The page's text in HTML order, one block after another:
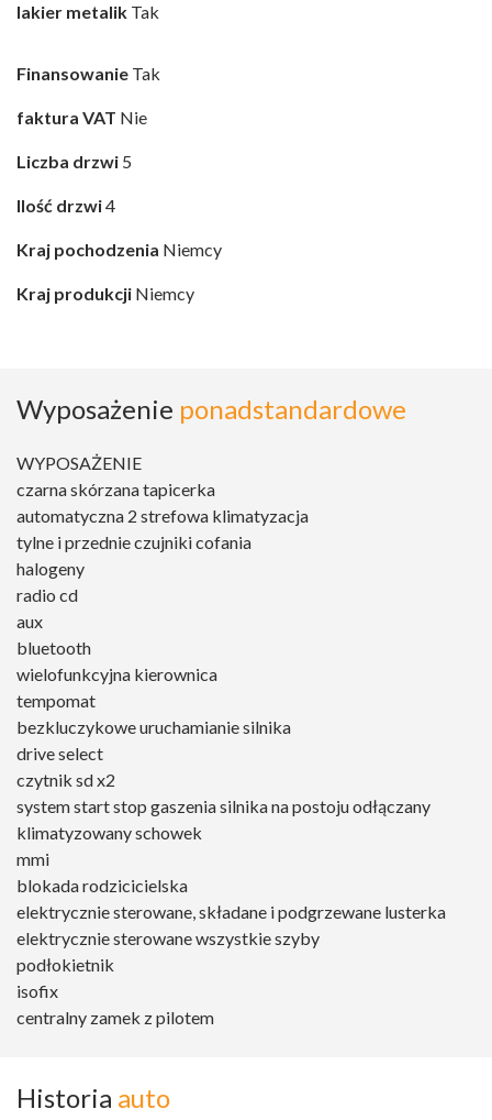
lakier metalik Tak
Finansowanie Tak
faktura VAT Nie
Liczba drzwi 5
Ilość drzwi4
Kraj pochodzenia Niemcy
Kraj produkcji Niemcy
Wyposażenie ponadstandardowe
WYPOSAŻENIE
czarna skórzana tapicerka
automatyczna 2 strefowa klimatyzacja
tylne i przednie czujniki cofania
halogeny
radio cd
aux
bluetooth
wielofunkcyjna kierownica
tempomat
bezkluczykowe uruchamianie silnika
drive select
czytnik sd x2
system start stop gaszenia silnika na postoju odłączany
klimatyzowany schowek
mmi
blokada rodzicicielska
elektrycznie sterowane, składane i podgrzewane lusterka
elektrycznie sterowane wszystkie szyby
podłokietnik
isofix
centralny zamek z pilotem
Historia auto